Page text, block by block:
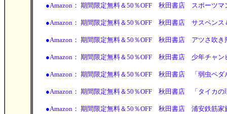
●Amazon： 期間限定無料＆50％OFF 秋田書店 スポーツマ
●Amazon： 期間限定無料＆50％OFF 秋田書店 サスペンス
●Amazon： 期間限定無料＆50％OFF 秋田書店 アツさ吹き
●Amazon： 期間限定無料＆50％OFF 秋田書店 少年チャン
●Amazon： 期間限定無料＆50％OFF 秋田書店 「弱虫ペダ
●Amazon： 期間限定無料＆50％OFF 秋田書店 「タイカ
●Amazon： 期間限定無料＆50％OFF 秋田書店 浦安鉄筋家